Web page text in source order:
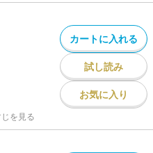
カートに入れる
試し読み
お気に入り
を見る